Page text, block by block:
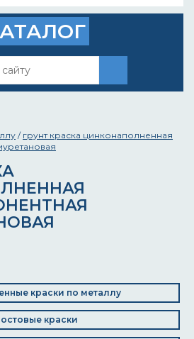
/ грунт краска цинконаполненная
краски по металлу
краски